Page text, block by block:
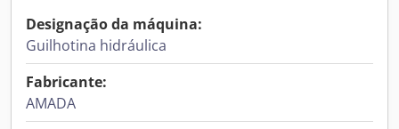
Designação da máquina:
Guilhotina hidráulica
Fabricante:
AMADA